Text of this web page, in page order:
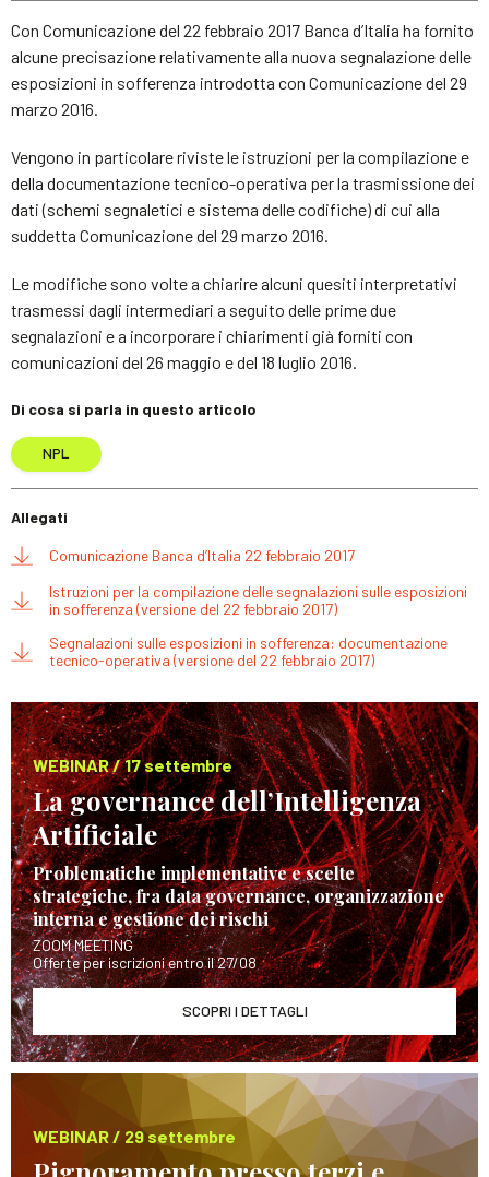
Con Comunicazione del 22 febbraio 2017 Banca d’Italia ha fornito
alcune precisazione relativamente alla nuova segnalazione delle
esposizioni in sofferenza introdotta con Comunicazione del 29
marzo 2016.
Vengono in particolare riviste le istruzioni per la compilazione e
della documentazione tecnico-operativa per la trasmissione dei
dati (schemi segnaletici e sistema delle codifiche) di cui alla
suddetta Comunicazione del 29 marzo 2016.
Le modifiche sono volte a chiarire alcuni quesiti interpretativi
trasmessi dagli intermediari a seguito delle prime due
segnalazioni e a incorporare i chiarimenti già forniti con
comunicazioni del 26 maggio e del 18 luglio 2016.
Di cosa si parla in questo articolo
NPL
Allegati
Comunicazione Banca d’Italia 22 febbraio 2017
Istruzioni per la compilazione delle segnalazioni sulle esposizioni
in sofferenza (versione del 22 febbraio 2017)
Segnalazioni sulle esposizioni in sofferenza: documentazione
tecnico-operativa (versione del 22 febbraio 2017)
WEBINAR / 17 settembre
La governance dell’Intelligenza
Artificiale
Problematiche implementative e scelte
strategiche, fra data governance, organizzazione
interna e gestione dei rischi
ZOOM MEETING
Offerte per iscrizioni entro il 27/08
SCOPRI I DETTAGLI
WEBINAR / 29 settembre